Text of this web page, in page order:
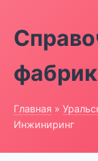
фабрик
Главная »
Инжиниринг